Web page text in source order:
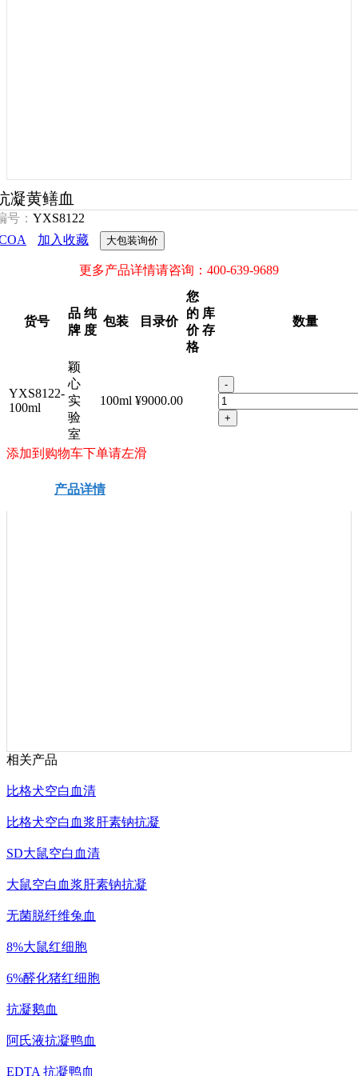
凝黄鳝血
号： YXS8122
加入收藏 大包装询价
更多产品详情请咨询：400-639-9689
货号
品
牌
纯
度
包装 目录价
您
的
价
格
库
存
数量
YXS8122-
100ml
颖
心
实
验
室
100ml ¥9000.00
-
+
添加到购物车下单请左滑
产品详情
相关产品
比格犬空白血清
比格犬空白血浆肝素钠抗凝
SD大鼠空白血清
大鼠空白血浆肝素钠抗凝
无菌脱纤维兔血
8%大鼠红细胞
6%醛化猪红细胞